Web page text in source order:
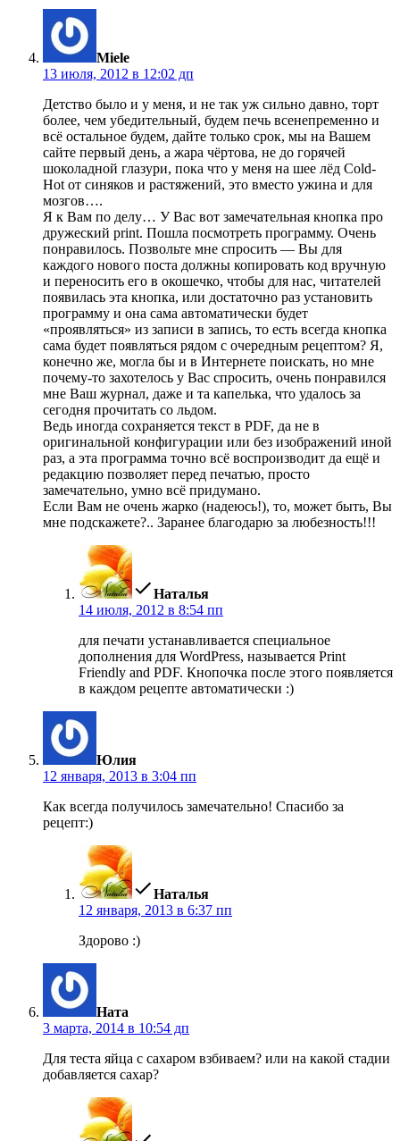
Miele
13 июля, 2012 в 12:02 дп
Детство было и у меня, и не так уж сильно давно, торт
более, чем убедительный, будем печь всенепременно и
всё остальное будем, дайте только срок, мы на Вашем
сайте первый день, а жара чёртова, не до горячей
шоколадной глазури, пока что у меня на шее лёд Cold-
Hot от синяков и растяжений, это вместо ужина и для
мозгов….
Я к Вам по делу… У Вас вот замечательная кнопка про
дружеский print. Пошла посмотреть программу. Очень
понравилось. Позвольте мне спросить — Вы для
каждого нового поста должны копировать код вручную
и переносить его в окошечко, чтобы для нас, читателей
появилась эта кнопка, или достаточно раз установить
программу и она сама автоматически будет
«проявляться» из записи в запись, то есть всегда кнопка
сама будет появляться рядом с очередным рецептом? Я,
конечно же, могла бы и в Интернете поискать, но мне
почему-то захотелось у Вас спросить, очень понравился
мне Ваш журнал, даже и та капелька, что удалось за
сегодня прочитать со льдом.
Ведь иногда сохраняется текст в PDF, да не в
оригинальной конфигурации или без изображений иной
раз, а эта программа точно всё воспроизводит да ещё и
редакцию позволяет перед печатью, просто
замечательно, умно всё придумано.
Если Вам не очень жарко (надеюсь!), то, может быть, Вы
мне подскажете?.. Заранее благодарю за любезность!!!
Наталья
14 июля, 2012 в 8:54 пп
для печати устанавливается специальное
дополнения для WordPress, называется Print
Friendly and PDF. Кнопочка после этого появляется
в каждом рецепте автоматически :)
Юлия
12 января, 2013 в 3:04 пп
Как всегда получилось замечательно! Спасибо за
рецепт:)
Наталья
12 января, 2013 в 6:37 пп
Здорово :)
Ната
3 марта, 2014 в 10:54 дп
Для теста яйца с сахаром взбиваем? или на какой стадии
добавляется сахар?